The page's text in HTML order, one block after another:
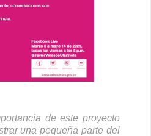
de este proyecto
una pequeña parte del